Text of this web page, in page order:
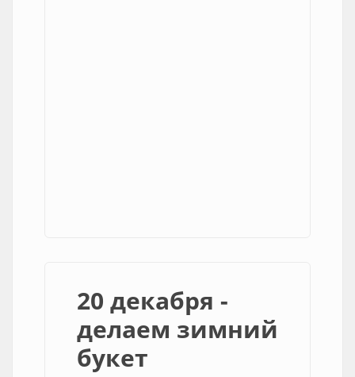
20 декабря -
делаем зимний
букет